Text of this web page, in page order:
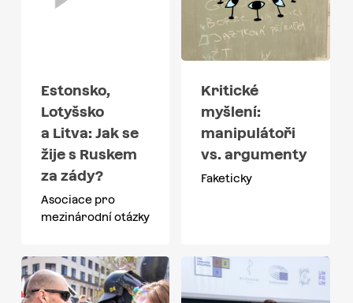
Estonsko,
Lotyšsko
a Litva: Jak se
žije s Ruskem
za zády?
Asociace pro
mezinárodní otázky
Kritické
myšlení:
manipulátoři
vs. argumenty
Faketicky